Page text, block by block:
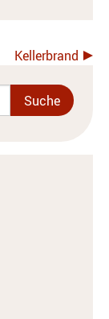
Kellerbrand